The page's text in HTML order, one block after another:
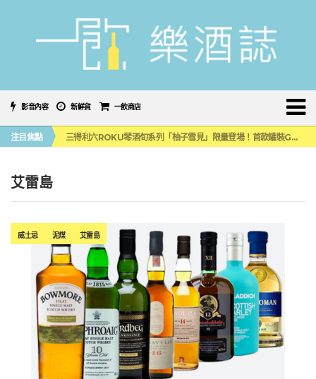
影音內容 新鮮貨 一飲商店
注目焦點
萬眾敲碗如期回歸！SUNMAI金色三麥3度攜手花蓮瓜農品牌「阿強西瓜」
三得利六ROKU琴酒旬系列「柚子雪見」限量登場！首款罐裝GIN SODA 10月同步上市
美國正式恢復蘇格蘭威士忌零關稅！烈酒產業再次迎來重磅利多
艾雷島
威士忌 泥煤 艾雷島